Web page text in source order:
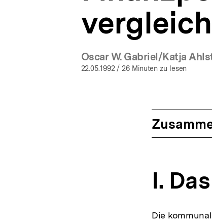
Oscar W. Gabriel/Katja
22.05.1992/ 26 Minuten zu lesen
I.
Die